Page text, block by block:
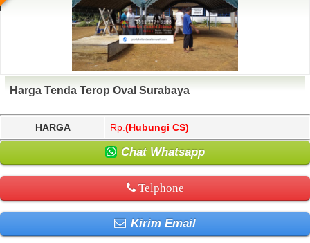
Harga Tenda Terop Oval Surabaya
HARGA Rp. (Hubungi CS)
Chat Whatsapp
Telphone
Kirim Email